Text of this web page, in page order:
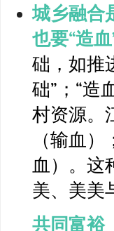
城乡融合
也要“造
础，如推
础”；“造
村资源。
（输血
血）。这
美、美美
共同富裕